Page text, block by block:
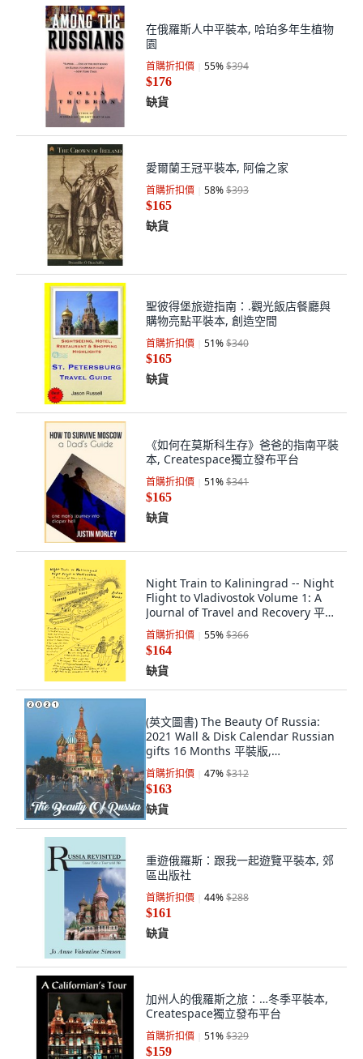
在俄羅斯人中平裝本, 哈珀多年生植物
園
首購折扣價 55%$394
$176
缺貨
愛爾蘭王冠平裝本, 阿倫之家
首購折扣價 58%$393
$165
缺貨
聖彼得堡旅遊指南：.觀光飯店餐廳與
購物亮點平裝本, 創造空間
首購折扣價 51%$340
$165
缺貨
《如何在莫斯科生存》爸爸的指南平裝
本, Createspace獨立發布平台
首購折扣價 51%$341
$165
缺貨
Night Train to Kaliningrad -- Night
Flight to Vladivostok Volume 1: A
Journal of Travel and Recovery 平裝
版, Bookbaby, 英文
首購折扣價 55%$366
$164
缺貨
(英文圖書) The Beauty Of Russia:
2021 Wall & Disk Calendar Russian
gifts 16 Months 平裝版,
Independently Published, 英文
首購折扣價 47%$312
$163
缺貨
重遊俄羅斯：跟我一起遊覽平裝本, 郊
區出版社
首購折扣價 44%$288
$161
缺貨
加州人的俄羅斯之旅：…冬季平裝本,
Createspace獨立發布平台
首購折扣價 51%$329
$159